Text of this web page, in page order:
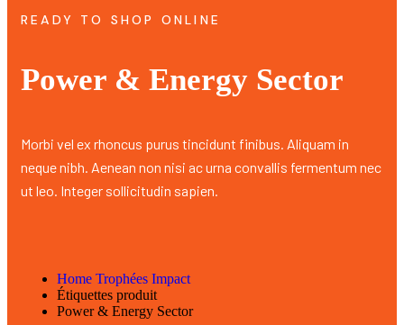
READY TO SHOP ONLINE
Power & Energy Sector
Morbi vel ex rhoncus purus tincidunt finibus. Aliquam in
neque nibh. Aenean non nisi ac urna convallis fermentum nec
ut leo. Integer sollicitudin sapien.
Home Trophées Impact
Étiquettes produit
Power & Energy Sector